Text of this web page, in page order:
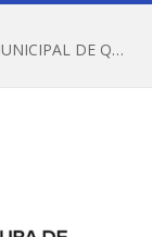
REGULAMENTO DO X CONCURSO INTERMUNICIPAL DE QUADRILHAS JUNINAS – 2026 – ARRAIÁ DA VENEZA